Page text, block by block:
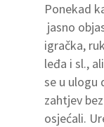
Ponekad
jasno
igračka,
leđa i sl.,
se u ulogu
zahtjev
osjećali.